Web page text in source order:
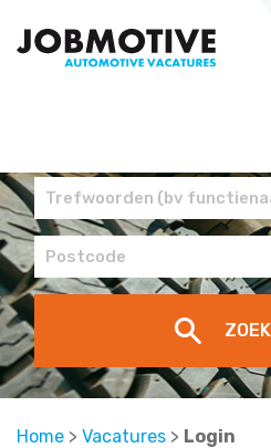
Home > Vacatures > Login